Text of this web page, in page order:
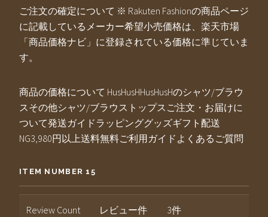
ご注文の確定について ※ Rakuten Fashionの商品ページ
に記載しているメーカー希望小売価格は、楽天市場
「商品価格ナビ」に登録されている価格に準じていま
す。
商品の価格について HusHusHHusHusHのシャツ/ブラウ
スその他シャツ/ブラウストップスご注文・お届けに
ついて発送ガイドラッピンググッズギフト配送
NG3,980円以上送料無料ご利用ガイドよくあるご質問
ITEM NUMBER 15
Review Count
レビュー件
3件